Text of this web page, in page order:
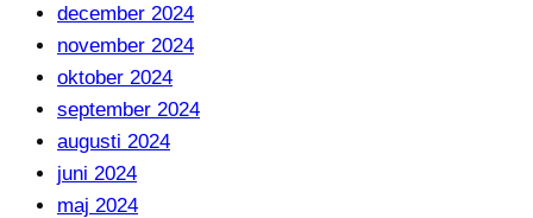
december 2024
november 2024
oktober 2024
september 2024
augusti 2024
juni 2024
maj 2024